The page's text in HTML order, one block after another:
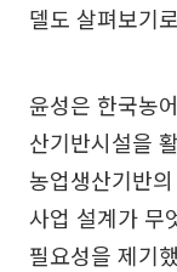
델도 살펴보기
윤성은 한국농
산기반시설을
농업생산기반
사업 설계가 무
필요성을 제기